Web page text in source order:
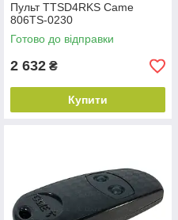
Пульт TTSD4RKS Came
806TS-0230
Готово до відправки
2 632 ₴
Купити